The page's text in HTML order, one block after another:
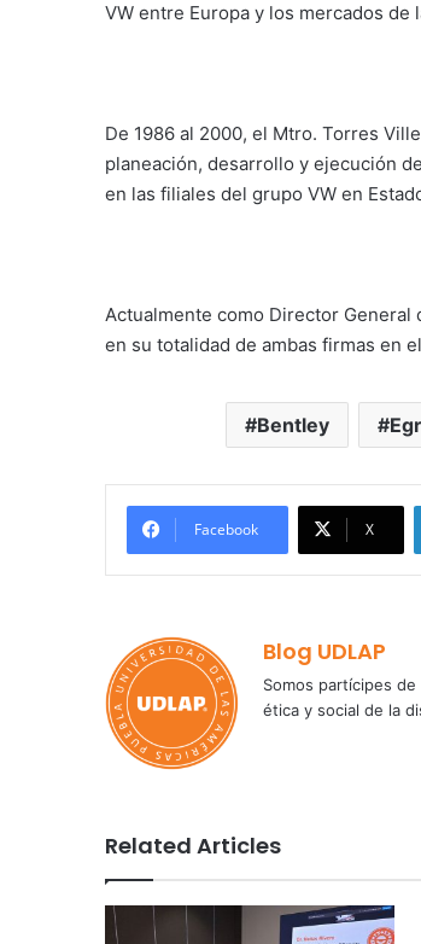
VW entre Europa y los mercados de
De 1986 al 2000, el Mtro. Torres
planeación, desarrollo y ejecución
en las filiales del grupo VW en
Actualmente como Director
en su totalidad de ambas firmas en
Bentley
Facebook X
Blog UDLAP
Somos partícipes
ética y social de la
Related Articles